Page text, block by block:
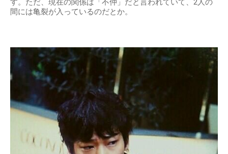
す。ただ、現在の関係は「不仲」だと言われていて、2人の
間には亀裂が入っているのだとか。